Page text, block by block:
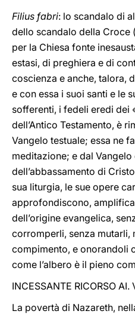
Filius fabri: lo scandalo di
dello scandalo della Croce
per la Chiesa fonte
estasi, di preghiera e di
coscienza e anche, talora,
e con essa i suoi santi e le
sofferenti, i fedeli eredi dei
dell’Antico Testamento, è
Vangelo testuale; essa ne
meditazione; e dal
dell’abbassamento di
sua liturgia, le sue opere
approfondiscono,
dell’origine evangelica,
corromperli, senza mutarli,
compimento, e onorandoli
come l’albero è il pieno
INCESSANTE RICORSO AI.
La povertà di Nazareth,